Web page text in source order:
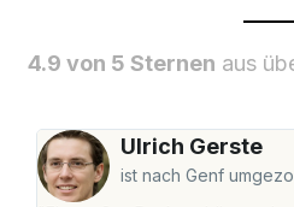
4.9 von 5 Sternen aus
Ulrich Gerste
ist nach Genf